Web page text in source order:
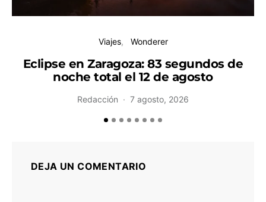
Viajes Wonderer
Eclipse en Zaragoza: 83 segundos de
noche total el 12 de agosto
Redacción 7 agosto, 2026
DEJA UN COMENTARIO